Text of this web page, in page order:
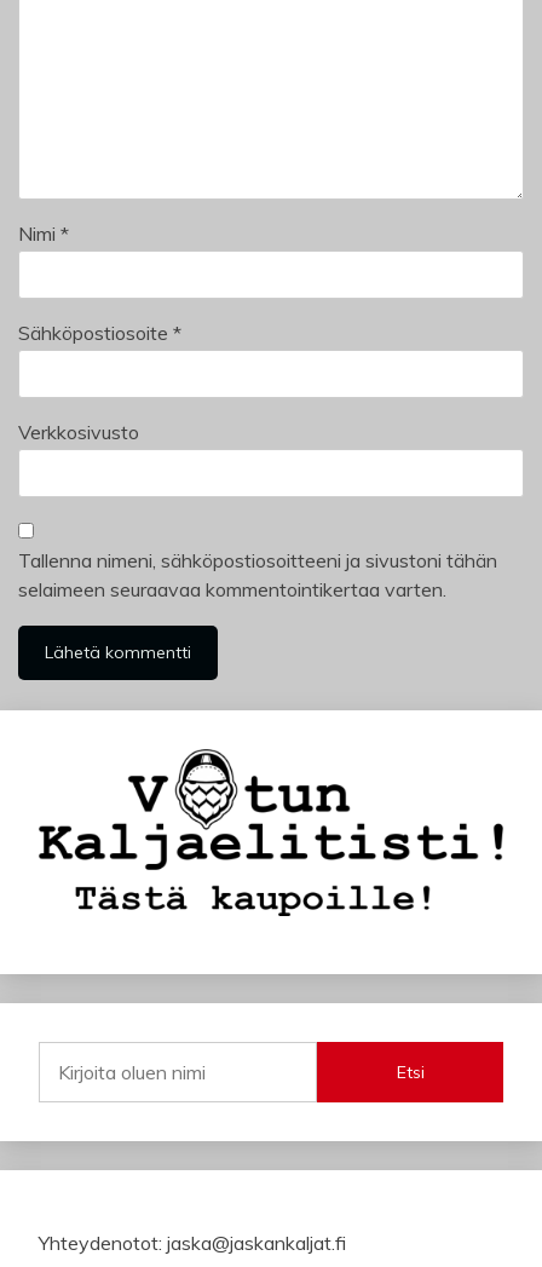
Nimi *
Sähköpostiosoite *
Verkkosivusto
Tallenna nimeni, sähköpostiosoitteeni ja sivustoni tähän
selaimeen seuraavaa kommentointikertaa varten.
Etsi
Yhteydenotot: jaska@jaskankaljat.fi